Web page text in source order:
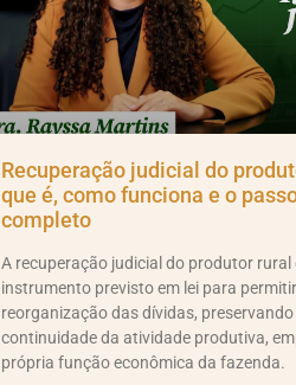
Recuperação judicial do
que é, como funciona e o
completo
A recuperação judicial do produtor rural
instrumento previsto em lei para
reorganização das dívidas, preservando
continuidade da atividade produtiva,
própria função econômica da fazenda.